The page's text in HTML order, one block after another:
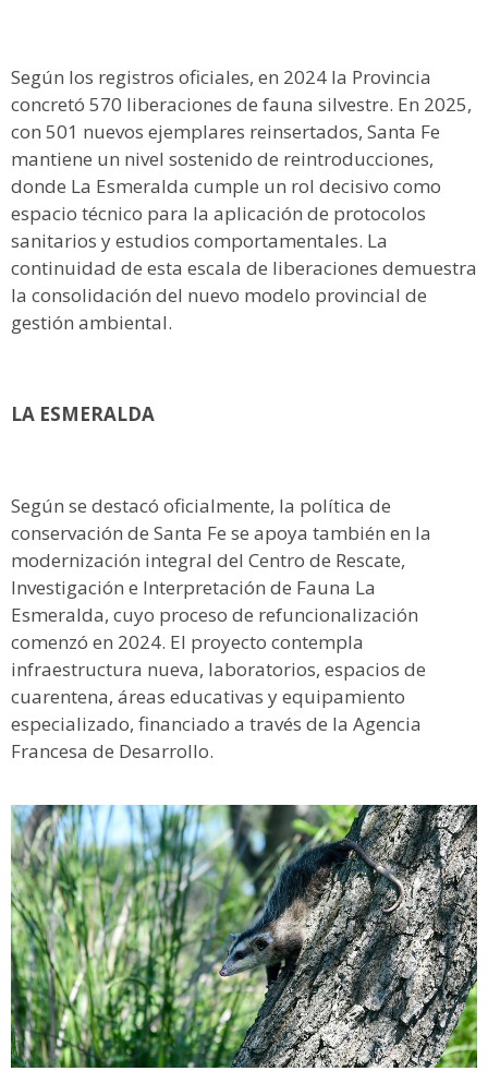
Según los registros oficiales, en 2024 la Provincia
concretó 570 liberaciones de fauna silvestre. En 2025,
con 501 nuevos ejemplares reinsertados, Santa Fe
mantiene un nivel sostenido de reintroducciones,
donde La Esmeralda cumple un rol decisivo como
espacio técnico para la aplicación de protocolos
sanitarios y estudios comportamentales. La
continuidad de esta escala de liberaciones demuestra
la consolidación del nuevo modelo provincial de
gestión ambiental.
LA ESMERALDA
Según se destacó oficialmente, la política de
conservación de Santa Fe se apoya también en la
modernización integral del Centro de Rescate,
Investigación e Interpretación de Fauna La
Esmeralda, cuyo proceso de refuncionalización
comenzó en 2024. El proyecto contempla
infraestructura nueva, laboratorios, espacios de
cuarentena, áreas educativas y equipamiento
especializado, financiado a través de la Agencia
Francesa de Desarrollo.